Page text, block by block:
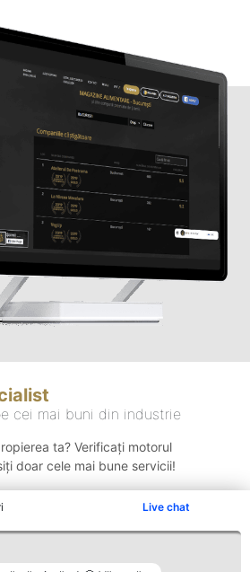
Live chat
cei mai buni din industrie
ta? Verificați motorul
doar cele mai bune servicii!